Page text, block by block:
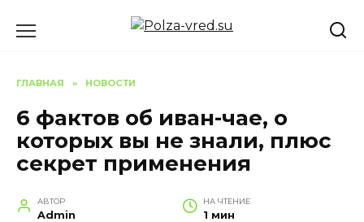
ГЛАВНАЯ » НОВОСТИ
6 фактов об иван-чае, о
которых вы не знали, плюс
секрет применения
АВТОР
Admin
НА ЧТЕНИЕ
1 мин